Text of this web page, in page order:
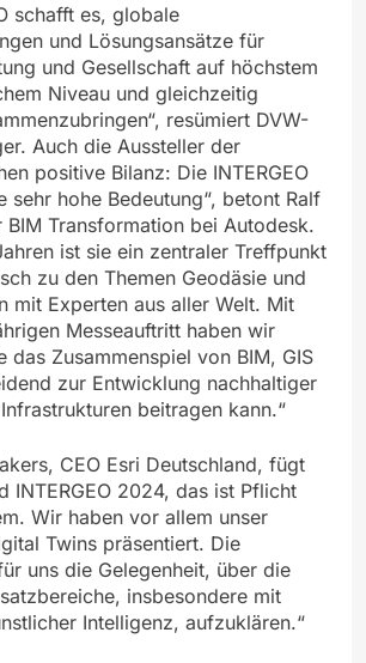
schafft es, globale
und Lösungsansätze für
und Gesellschaft auf höchstem
Niveau und gleichzeitig
resümiert DVW-
Auch die Aussteller der
positive Bilanz: Die INTERGEO
sehr hohe Bedeutung“, betont Ralf
BIM Transformation bei Autodesk.
ist sie ein zentraler Treffpunkt
zu den Themen Geodäsie und
mit Experten aus aller Welt. Mit
Messeauftritt haben wir
das Zusammenspiel von BIM, GIS
zur Entwicklung nachhaltiger
beitragen kann.“
CEO Esri Deutschland, fügt
INTERGEO 2024, das ist Pflicht
Wir haben vor allem unser
Twins präsentiert. Die
uns die Gelegenheit, über die
insbesondere mit
Intelligenz, aufzuklären.“